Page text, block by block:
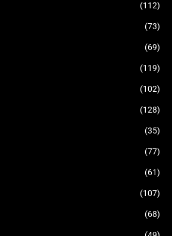
(112)
(73)
(69)
(119)
(102)
(128)
(35)
(77)
(61)
(107)
(68)